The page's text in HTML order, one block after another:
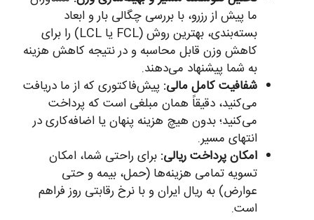
ما پیش از رزرو، با بررسی چگالی بار و ابعاد
بسته‌بندی، بهترین روش (FCL یا LCL) را برای
کاهش وزن قابل محاسبه و در نتیجه کاهش هزینه
به شما پیشنهاد می‌دهند.
شفافیت کامل مالی: پیش‌فاکتوری که از ما دریافت
می‌کنید، دقیقاً همان مبلغی است که پرداخت
می‌کنید؛ بدون هیچ هزینه پنهان یا اضافه‌کاری در
انتهای مسیر.
امکان پرداخت ریالی: برای راحتی شما، امکان
تسویه تمامی هزینه‌ها (حمل، بیمه و حتی
عوارض) به ریال ایران و با نرخ رقابتی روز فراهم
است.